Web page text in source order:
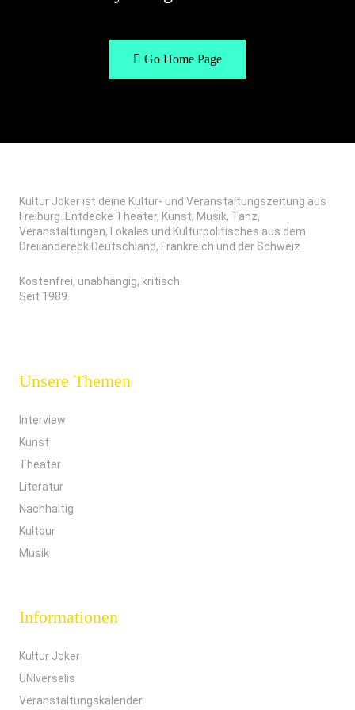
Go Home Page
Kultur Joker ist deine Kultur- und Veranstaltungszeitung aus
Freiburg. Entdecke Theater, Kunst, Musik, Tanz,
Veranstaltungen, Lokales und Kulturpolitisches aus dem
Dreiländereck Deutschland, Frankreich und der Schweiz.
Kostenfrei, unabhängig, kritisch.
Seit 1989.
Unsere Themen
Interview
Kunst
Theater
Literatur
Nachhaltig
Kultour
Musik
Informationen
Kultur Joker
UNIversalis
Veranstaltungskalender